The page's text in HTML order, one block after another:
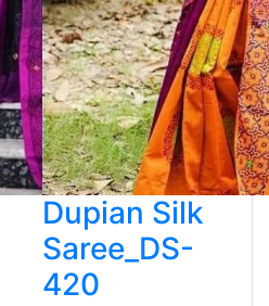
Dupian Silk
Saree_DS-
420